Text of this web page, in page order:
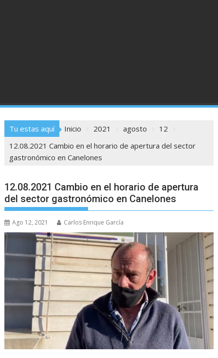
Tu estas aquí Inicio 2021 agosto
12
12.08.2021 Cambio en el horario de apertura del sector
gastronómico en Canelones
12.08.2021 Cambio en el horario de apertura
del sector gastronómico en Canelones
Ago 12, 2021 Carlos Enrique García